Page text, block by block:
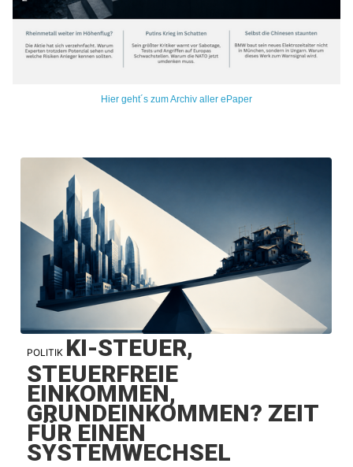
Hier geht´s zum Archiv aller ePaper
POLITIK KI-STEUER,
STEUERFREIE
EINKOMMEN,
GRUNDEINKOMMEN? ZEIT
FÜR EINEN
SYSTEMWECHSEL